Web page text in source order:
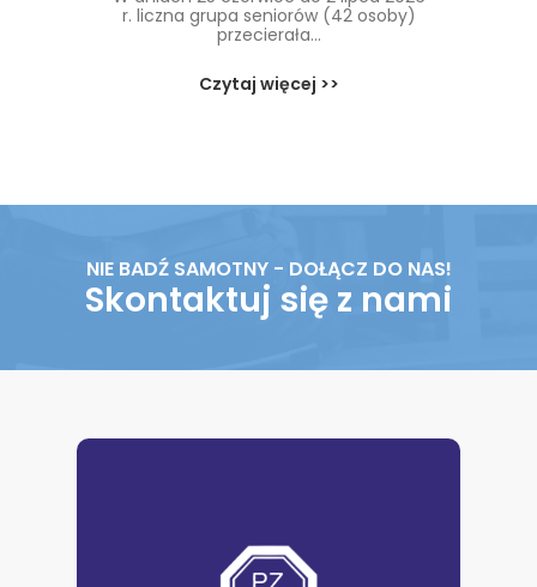
r. liczna grupa seniorów (42 osoby)
przecierała...
Czytaj więcej >>
NIE BADŹ SAMOTNY - DOŁĄCZ DO NAS!
Skontaktuj się z nami